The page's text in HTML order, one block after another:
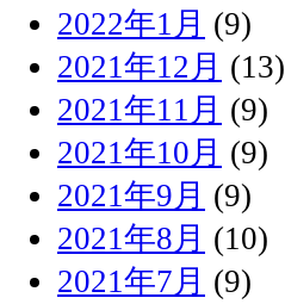
2022年1月 (9)
2021年12月 (13)
2021年11月 (9)
2021年10月 (9)
2021年9月 (9)
2021年8月 (10)
2021年7月 (9)